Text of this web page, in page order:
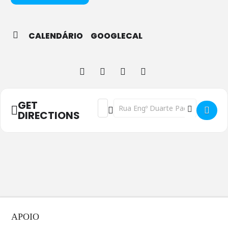
CALENDÁRIO GOOGLECAL
GET
DIRECTIONS
Address - Capuchinho Vermelho XXX -
Destination Address -
APOIO